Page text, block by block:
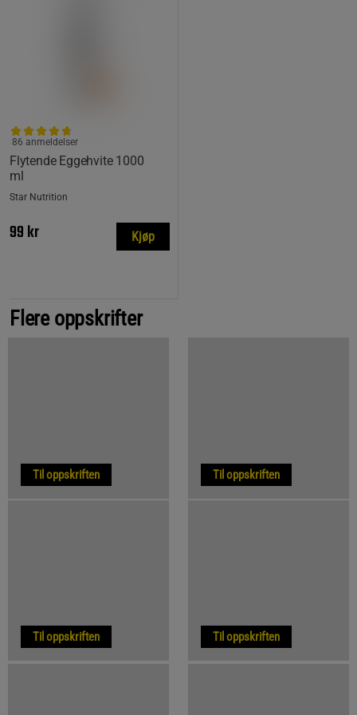
Flytende Eggehvite 1000
ml
86 anmeldelser
Star Nutrition
99 kr Kjøp
Flere oppskrifter
Til oppskriften Til oppskriften
Til oppskriften Til oppskriften